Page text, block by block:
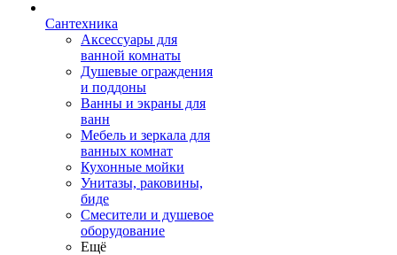
Сантехника
Аксессуары для
ванной комнаты
Душевые ограждения
и поддоны
Ванны и экраны для
ванн
Мебель и зеркала для
ванных комнат
Кухонные мойки
Унитазы, раковины,
биде
Смесители и душевое
оборудование
Ещё